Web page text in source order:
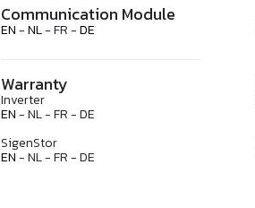
Communication Module
EN-NL- FR -DE
Warranty
Inverter
EN- NL - FR - DE
SigenStor
EN- NL - FR - DE